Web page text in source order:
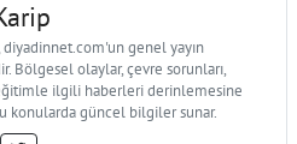
genel yayın
Bölgesel olaylar, çevre sorunları,
ilgili haberleri derinlemesine
konularda güncel bilgiler sunar.